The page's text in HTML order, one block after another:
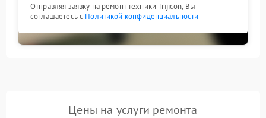
Отправляя заявку на ремонт техники Trijicon, Вы
соглашаетесь с Политикой конфиденциальности
Цены на услуги ремонта